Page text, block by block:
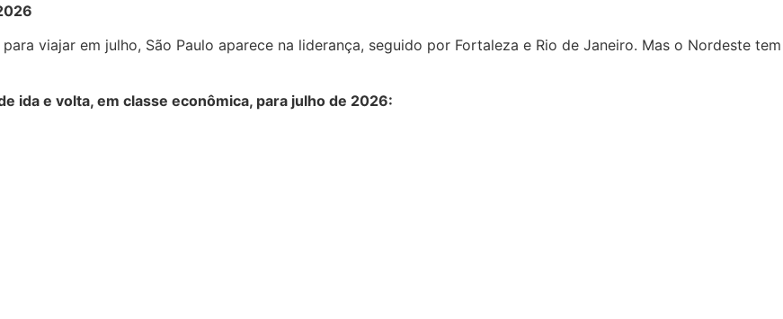
viajar em julho, São Paulo aparece na liderança, seguido por Fortaleza e Rio de Janeiro. Mas o Nordeste tem
ida e volta, em classe econômica, para julho de 2026: